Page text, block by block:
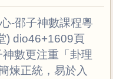
-邵子神數課程粵
) dio46+1609頁
數更注重「卦理
煉正統，易於入